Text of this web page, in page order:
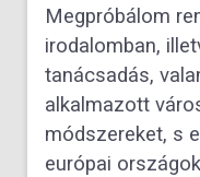
Megpróbálom
irodalomban,
tanácsadás,
alkalmazott
módszereket, s
európai